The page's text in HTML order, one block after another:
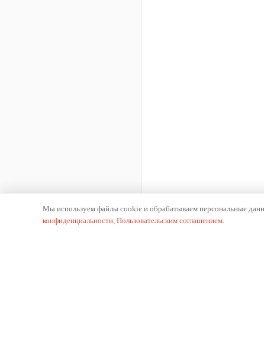
Мы используем файлы cookie и обрабатываем персональные
конфиденциальности, Пользовательским соглашением.